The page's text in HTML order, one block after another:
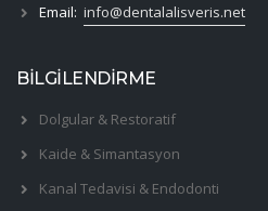
Email: info@dentalalisveris.net
BİLGİLENDİRME
Dolgular & Restoratif
Kaide & Simantasyon
Kanal Tedavisi & Endodonti